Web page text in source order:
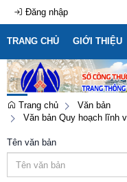
Đăng nhập
TRANG CHỦ GIỚI THIỆU
Trang chủ
Văn bản
Văn bản Quy hoạch lĩnh
Tên văn bản
Tên:(Kế hoạch thực hiện
22/12/2024 của Bộ
công nghệ, đổi mới sáng